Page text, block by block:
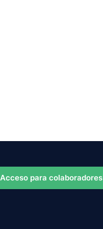
Acceso para colaboradores